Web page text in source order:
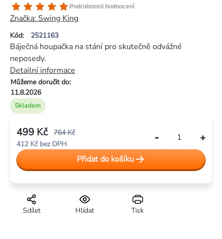
Kód: 2521163
Průměrné
hodnocení
produktu
je
5,0
z
5
hvězdiček.
Podrobnosti hodnocení
Značka: Swing King
Skladem
Můžeme doručit do:
11.8.2026
Báječná houpačka na stání pro skutečně odvážné
neposedy.
Detailní informace
Tisk
Hlídat
Sdílet
764 Kč
499 Kč
412 Kč bez DPH
Měrná
cena:
Přidat do košíku